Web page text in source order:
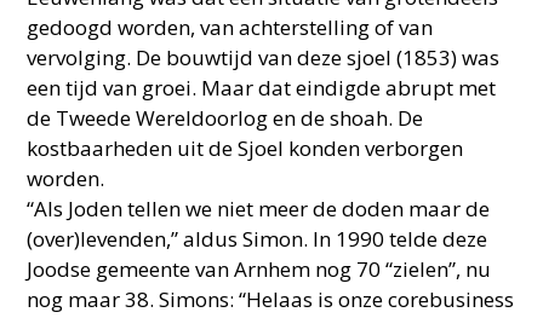
gedoogd worden, van achterstelling of van
vervolging. De bouwtijd van deze sjoel (1853) was
een tijd van groei. Maar dat eindigde abrupt met
de Tweede Wereldoorlog en de shoah. De
kostbaarheden uit de Sjoel konden verborgen
worden.
“Als Joden tellen we niet meer de doden maar de
(over)levenden,” aldus Simon. In 1990 telde deze
Joodse gemeente van Arnhem nog 70 “zielen”, nu
nog maar 38. Simons: “Helaas is onze corebusiness